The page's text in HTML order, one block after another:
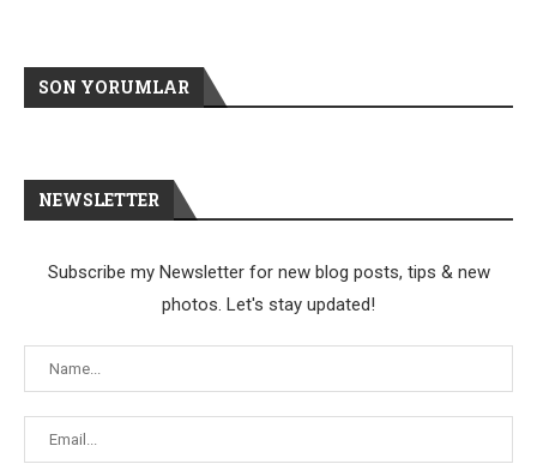
SON YORUMLAR
NEWSLETTER
Subscribe my Newsletter for new blog posts, tips & new
photos. Let's stay updated!